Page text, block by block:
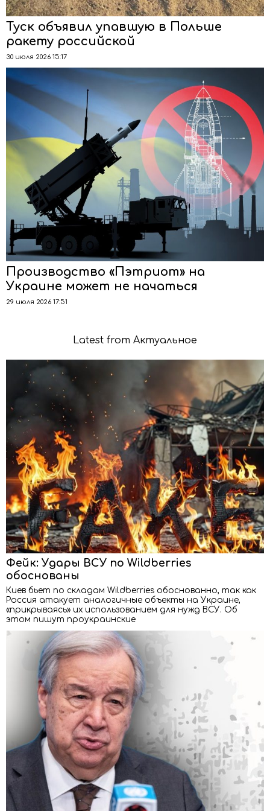
Туск объявил упавшую в Польше
ракету российской
30 июля 2026 15:17
Производство «Пэтриот» на
Украине может не начаться
29 июля 2026 17:51
Latest from Актуальное
Фейк: Удары ВСУ по Wildberries
обоснованы
Киев бьет по складам Wildberries обоснованно, так как
Россия атакует аналогичные объекты на Украине,
«прикрываясь» их использованием для нужд ВСУ. Об
этом пишут проукраинские